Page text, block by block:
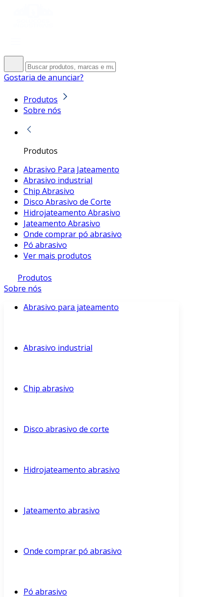
Gostaria de anunciar?
Produtos
Sobre nós
Produtos
Abrasivo Para Jateamento
Abrasivo industrial
Chip Abrasivo
Disco Abrasivo de Corte
Hidrojateamento Abrasivo
Jateamento Abrasivo
Onde comprar pó abrasivo
Pó abrasivo
Ver mais produtos
Produtos
Sobre nós
Abrasivo para jateamento
Abrasivo industrial
Chip abrasivo
Disco abrasivo de corte
Hidrojateamento abrasivo
Jateamento abrasivo
Onde comprar pó abrasivo
Pó abrasivo